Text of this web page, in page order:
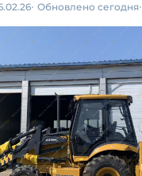
Обновлено сегодня